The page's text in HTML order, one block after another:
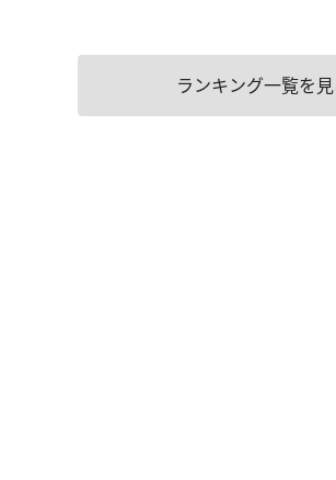
ランキング一覧を